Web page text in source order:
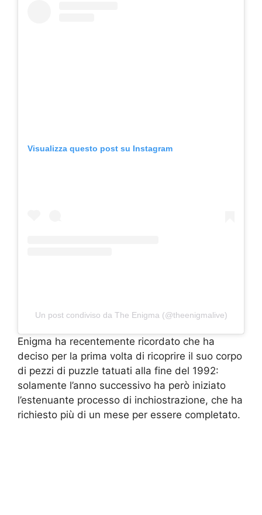
Visualizza questo post su Instagram
Un post condiviso da The Enigma (@theenigmalive)
Enigma ha recentemente ricordato che ha
deciso per la prima volta di ricoprire il suo corpo
di pezzi di puzzle tatuati alla fine del 1992:
solamente l’anno successivo ha però iniziato
l’estenuante processo di inchiostrazione, che ha
richiesto più di un mese per essere completato.